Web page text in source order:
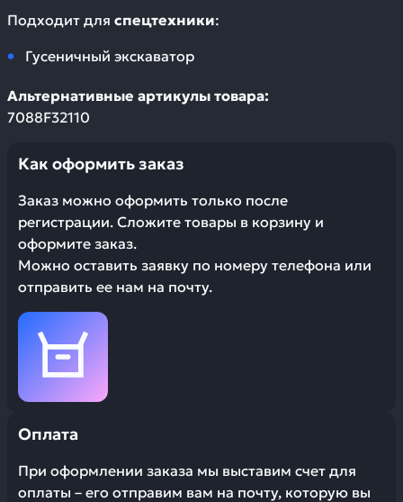
Подходит для спецтехники:
Гусеничный экскаватор
Альтернативные артикулы товара:
7088F32110
Как оформить заказ
Заказ можно оформить только после
регистрации. Сложите товары в корзину и
оформите заказ.
Можно оставить заявку по номеру телефона или
отправить ее нам на почту.
Оплата
При оформлении заказа мы выставим счет для
оплаты – его отправим вам на почту, которую вы